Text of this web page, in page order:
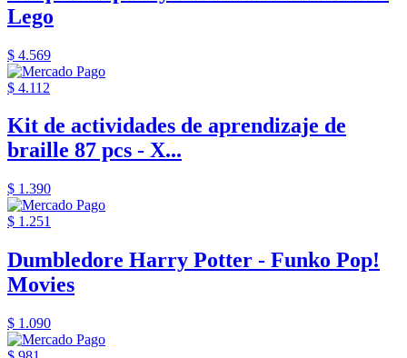
Lego
$ 4.569
$ 4.112
Kit de actividades de aprendizaje de
braille 87 pcs - X...
$ 1.390
$ 1.251
Dumbledore Harry Potter - Funko Pop!
Movies
$ 1.090